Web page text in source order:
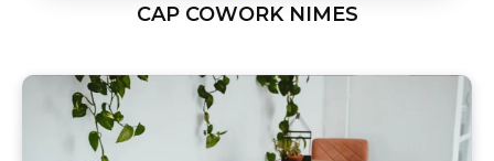
CAP COWORK NIMES